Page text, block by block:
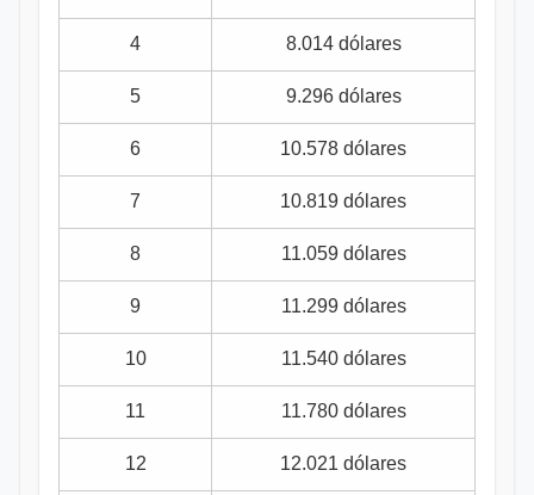
4 8.014 dólares
5 9.296 dólares
6 10.578 dólares
7 10.819 dólares
8 11.059 dólares
9 11.299 dólares
10 11.540 dólares
11 11.780 dólares
12 12.021 dólares